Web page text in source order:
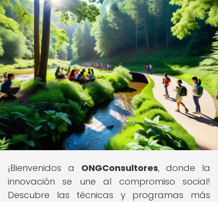
¡Bienvenidos a ONGConsultores, donde la
innovación se une al compromiso social!
Descubre las técnicas y programas más